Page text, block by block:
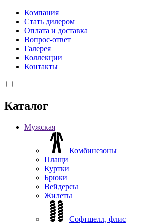
Компания
Стать дилером
Оплата и доставка
Вопрос-ответ
Галерея
Коллекции
Контакты
Каталог
Мужская
Комбинезоны
Плащи
Куртки
Брюки
Вейдерсы
Жилеты
Софтшелл, флис